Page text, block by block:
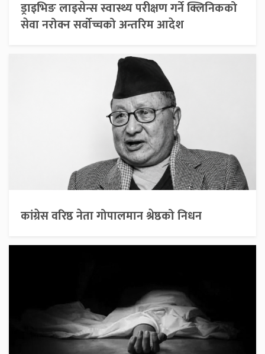
ड्राइभिङ लाइसेन्स स्वास्थ्य परीक्षण गर्ने क्लिनिकको
सेवा नरोक्न सर्वोच्चको अन्तरिम आदेश
कांग्रेस वरिष्ठ नेता गोपालमान श्रेष्ठको निधन